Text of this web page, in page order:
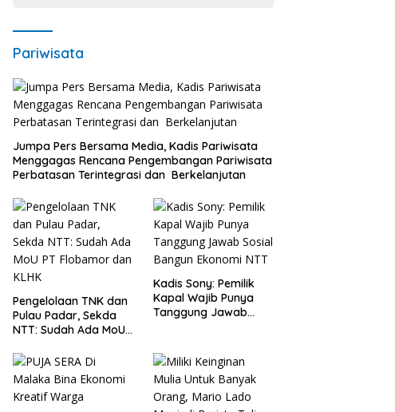
Pariwisata
Jumpa Pers Bersama Media, Kadis Pariwisata
Menggagas Rencana Pengembangan Pariwisata
Perbatasan Terintegrasi dan Berkelanjutan
Pengelolaan TNK dan
Pulau Padar, Sekda
NTT: Sudah Ada MoU
KLHK
Kadis Sony: Pemilik
Kapal Wajib Punya
Tanggung Jawab